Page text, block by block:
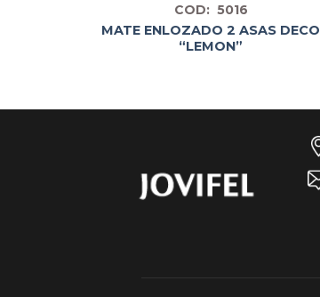
COD: 5016
MATE ENLOZADO 2 ASAS DECO
“LEMON”